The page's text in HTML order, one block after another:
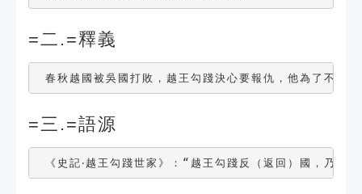
單字索引
生命大百科索引
遊戲專區
教學應用
貓頭鷹博士
=二.=釋義
春秋越國被吳國打敗，越王勾踐決心要報仇，他為了不忘
=三.=語源
《史記‧越王勾踐世家》：“越王勾踐反（返回）國，乃苦